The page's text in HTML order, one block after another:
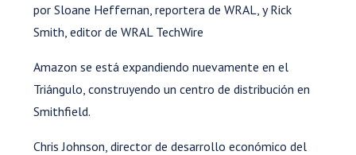
por Sloane Heffernan, reportera de WRAL, y Rick
Smith, editor de WRAL TechWire
Amazon se está expandiendo nuevamente en el
Triángulo, construyendo un centro de distribución en
Smithfield.
Chris Johnson, director de desarrollo económico del